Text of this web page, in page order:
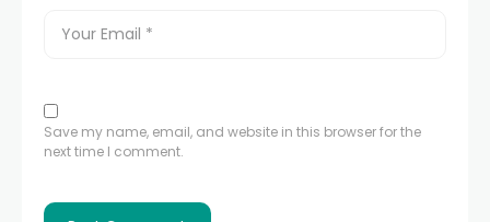
Save my name, email, and website in this browser for the
next time I comment.